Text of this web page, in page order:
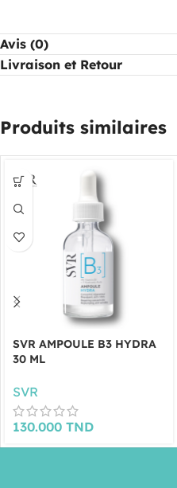
Avis (0)
Livraison et Retour
Produits similaires
SVR AMPOULE B3 HYDRA
30 ML
SVR
130.000 TND